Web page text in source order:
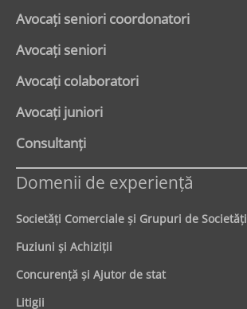
Avocaţi seniori coordonatori
Avocaţi seniori
Avocaţi colaboratori
Avocaţi juniori
Consultanți
Domenii de experienţă
Societăţi Comerciale şi Grupuri de Societăţi
Fuziuni şi Achiziţii
Concurenţă şi Ajutor de stat
Litigii